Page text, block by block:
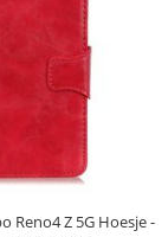
Reno4 Z 5G Hoesje -